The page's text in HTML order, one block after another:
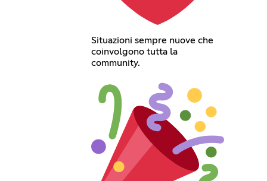
Situazioni sempre nuove che
coinvolgono tutta la
community.